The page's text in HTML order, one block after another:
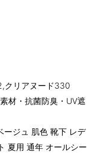
クリアヌード330
材・抗菌防臭・UV遮
ージュ 肌色 靴下 レデ
夏用 通年 オールシー